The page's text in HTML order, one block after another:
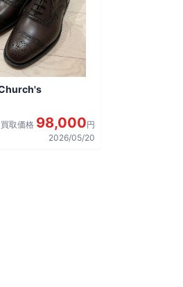
買取価格 98,000円
2026/05/20